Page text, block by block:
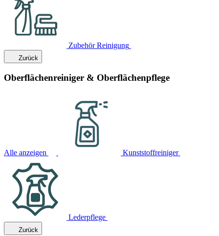
Zubehör Reinigung
Zurück
Oberflächenreiniger & Oberflächenpflege
Alle anzeigen Kunststoffreiniger
Lederpflege
Zurück